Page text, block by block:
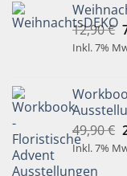
12,90€
Inkl. 7%
49,90€
Inkl. 7%